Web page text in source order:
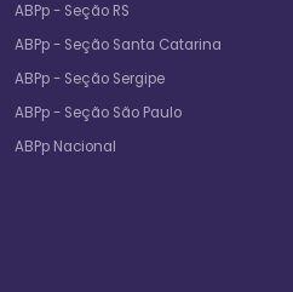
ABPp - Seção RS
ABPp - Seção Santa Catarina
ABPp - Seção Sergipe
ABPp - Seção São Paulo
ABPp Nacional